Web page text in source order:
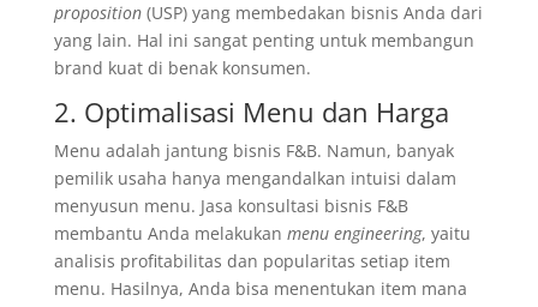
proposition(USP) yang membedakan bisnis Anda dari
yang lain. Hal ini sangat penting untuk membangun
brand kuat di benak konsumen.
2. Optimalisasi Menu dan Harga
Menu adalah jantung bisnis F&B. Namun, banyak
pemilik usaha hanya mengandalkan intuisi dalam
menyusun menu. Jasa konsultasi bisnis F&B
membantu Anda melakukan menu engineering, yaitu
analisis profitabilitas dan popularitas setiap item
menu. Hasilnya, Anda bisa menentukan item mana